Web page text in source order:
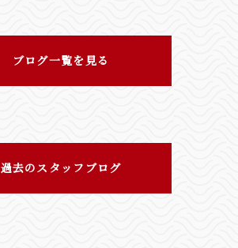
ブログ一覧を見る
過去のスタッフブログ